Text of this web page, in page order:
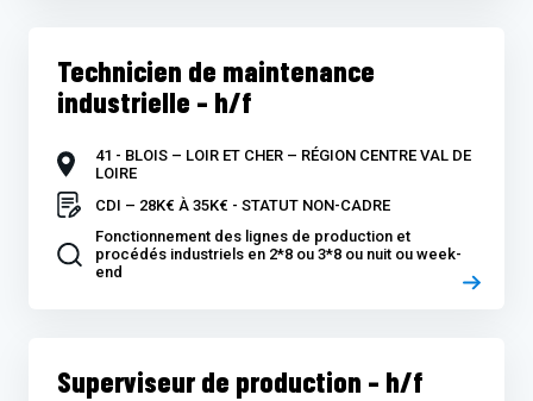
Technicien de maintenance
industrielle – h/f
41 - BLOIS – LOIR ET CHER – RÉGION CENTRE VAL DE
LOIRE
CDI – 28K€ À 35K€ - STATUT NON-CADRE
Fonctionnement des lignes de production et
procédés industriels en 2*8 ou 3*8 ou nuit ou week-
end
Superviseur de production – h/f